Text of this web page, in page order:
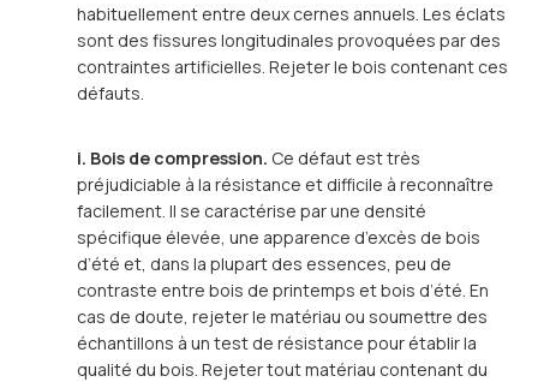
habituellement entre deux cernes annuels. Les éclats
sont des fissures longitudinales provoquées par des
contraintes artificielles. Rejeter le bois contenant ces
défauts.
i. Bois de compression. Ce défaut est très
préjudiciable à la résistance et difficile à reconnaître
facilement. Il se caractérise par une densité
spécifique élevée, une apparence d’excès de bois
d’été et, dans la plupart des essences, peu de
contraste entre bois de printemps et bois d’été. En
cas de doute, rejeter le matériau ou soumettre des
échantillons à un test de résistance pour établir la
qualité du bois. Rejeter tout matériau contenant du